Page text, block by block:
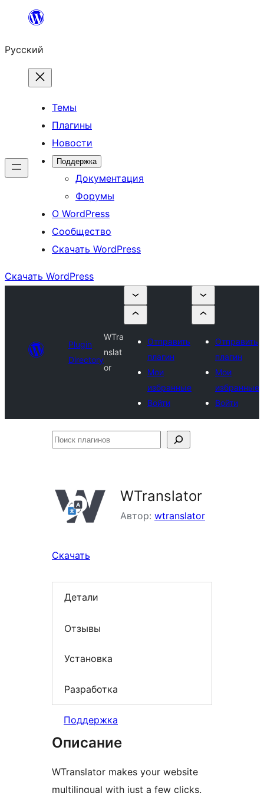
Перейти
содержимому
Русский
Темы
Плагины
Новости
Поддержка
Документация
Форумы
О WordPress
Сообщество
Скачать WordPress
Скачать WordPress
Plugin
Directory
WTra
nslat
or
Отправить
плагин
Мои
избранные
Войти
Отправить
плагин
Мои
избранные
Войти
Поиск
WTranslator
Автор: wtranslator
Скачать
Детали
Отзывы
Установка
Разработка
Поддержка
Описание
WTranslator makes your website
multilingual with just a few clicks.